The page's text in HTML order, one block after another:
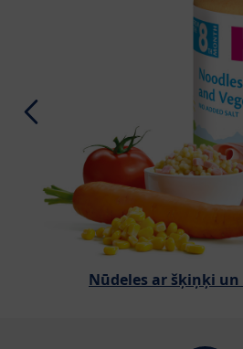
Nūdeles ar šķiņķi